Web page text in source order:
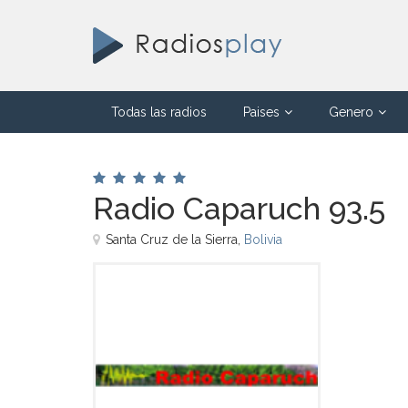
Todas las radios Paises Genero
Radio Caparuch 93.5
Santa Cruz de la Sierra, Bolivia